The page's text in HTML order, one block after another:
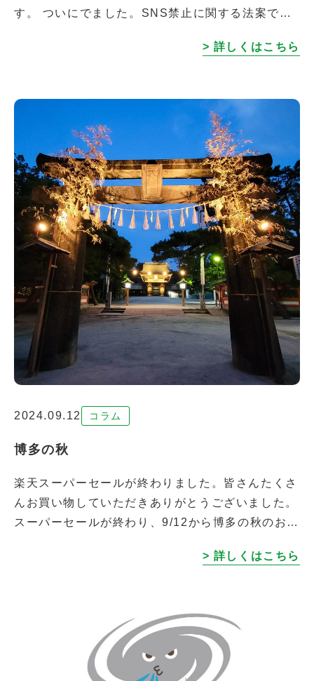
す。 ついにでました。SNS禁止に関する法案でご
って違うかもしれませんが。オー […]> 詳しくはこちら
2024.09.12 コラム
博多の秋
楽天スーパーセールが終わりました。皆さんたくさ
んお買い物していただきありがとうございました。
スーパーセールが終わり、9/12から博多の秋のお祭
の博多どんたくや、夏の博多祇園 […]> 詳しくはこちら